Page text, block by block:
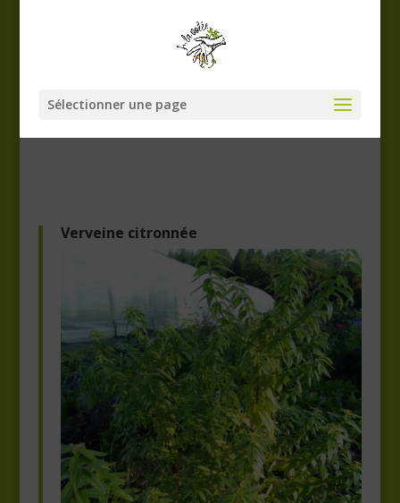
Sélectionner une page
Verveine citronnée